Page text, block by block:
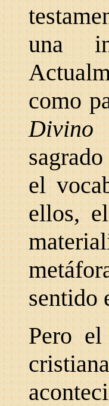
una
como
el
ellos,
sentido
Pero